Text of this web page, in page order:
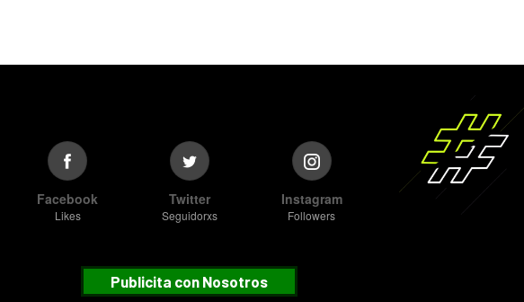
Facebook
Likes
Twitter
Seguidorxs
Instagram
Followers
Publicita con Nosotros